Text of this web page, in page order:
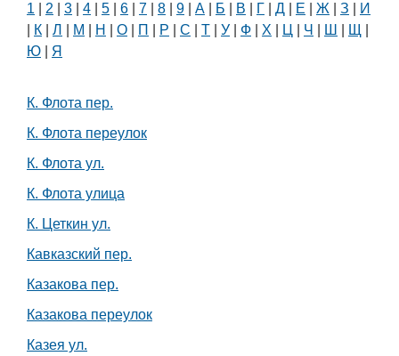
1 2 3 4 5 6 7 8 9 А Б В Г Д Е Ж З
И
К Л М Н О П Р С Т У Ф Х Ц Ч Ш Щ
Ю
Я
К. Флота пер.
К. Флота переулок
К. Флота ул.
К. Флота улица
К. Цеткин ул.
Кавказский пер.
Казакова пер.
Казакова переулок
Казея ул.